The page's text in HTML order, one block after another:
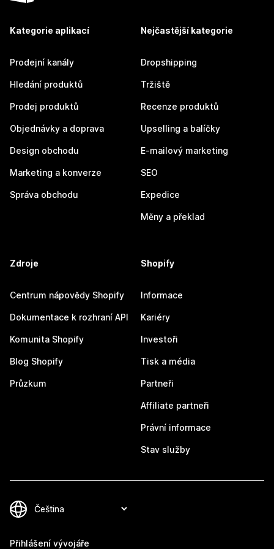
Kategorie aplikací
Prodejní kanály
Hledání produktů
Prodej produktů
Objednávky a doprava
Design obchodu
Marketing a konverze
Správa obchodu
Nejčastější kategorie
Dropshipping
Tržiště
Recenze produktů
Upselling a balíčky
E-mailový marketing
SEO
Expedice
Měny a překlad
Zdroje
Centrum nápovědy Shopify
Dokumentace k rozhraní API
Komunita Shopify
Blog Shopify
Průzkum
Shopify
Informace
Kariéry
Investoři
Tisk a média
Partneři
Affiliate partneři
Právní informace
Stav služby
Přihlášení vývojáře